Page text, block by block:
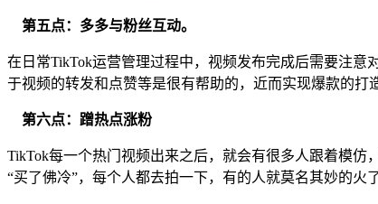
第五点：多多与粉丝互动。
在日常TikTok运营管理过程中，视频发布完成后需要注
于视频的转发和点赞等是很有帮助的，近而实现爆款的打
第六点：蹭热点涨粉
TikTok每一个热门视频出来之后，就会有很多人跟着模
“买了佛冷”，每个人都去拍一下，有的人就莫名其妙的